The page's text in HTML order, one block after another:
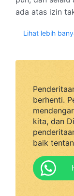
ada atas izin
Ketika penyakit
Meskipun
tengah
penyakit,
dalam
Tuhan tak
Kita memiliki
Tuhan:
adalah obat
Lihat lebih
berhenti.
kita, dan
baik